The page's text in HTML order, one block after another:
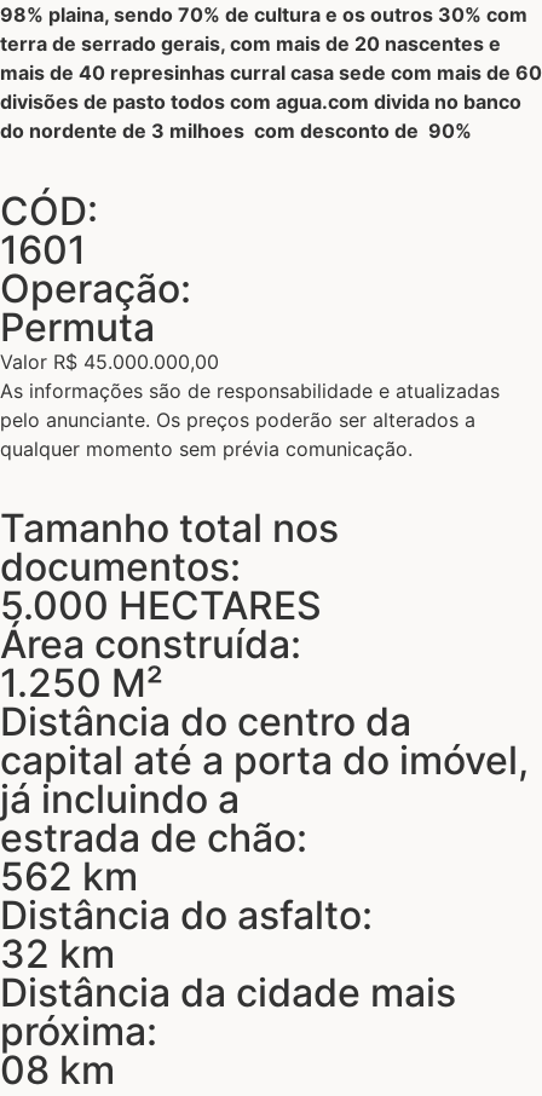
98% plaina, sendo 70% de cultura e os outros 30% com
terra de serrado gerais, com mais de 20 nascentes e
mais de 40 represinhas curral casa sede com mais de 60
divisões de pasto todos com agua.com divida no banco
do nordente de 3 milhoes com desconto de 90%
CÓD:
1601
Operação:
Permuta
Valor R$ 45.000.000,00
As informações são de responsabilidade e atualizadas
pelo anunciante. Os preços poderão ser alterados a
qualquer momento sem prévia comunicação.
Tamanho total nos
documentos:
5.000 HECTARES
Área construída:
1.250 M²
Distância do centro da
capital até a porta do imóvel,
já incluindo a
estrada de chão:
562 km
Distância do asfalto:
32 km
Distância da cidade mais
próxima:
08 km